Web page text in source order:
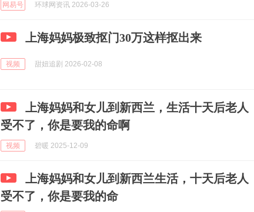
网易号 环球网资讯 2026-03-26
上海妈妈极致抠门30万这样抠出来
视频 甜妞追剧 2026-02-08
上海妈妈和女儿到新西兰，生活十天后老人
受不了，你是要我的命啊
视频 碧暖 2025-12-09
上海妈妈和女儿到新西兰生活，十天后老人
受不了，你是要我的命